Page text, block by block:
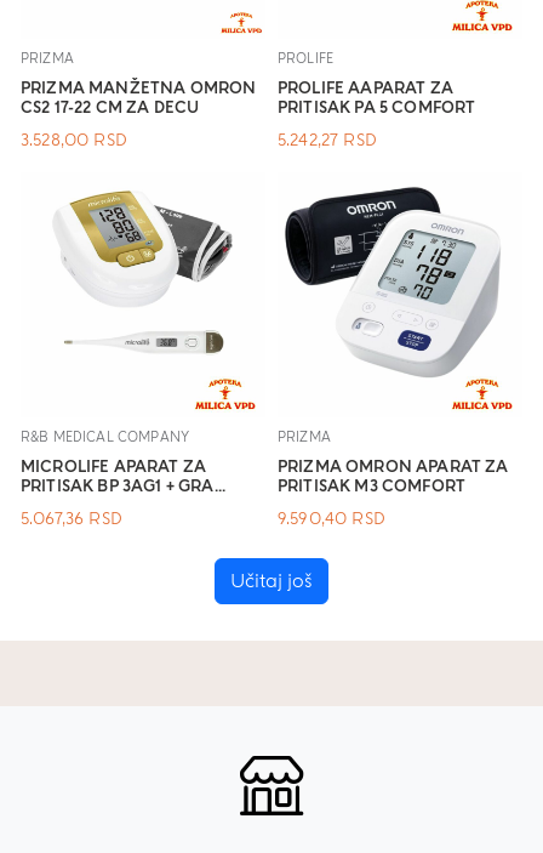
PRIZMA
PRIZMA MANŽETNA OMRON
CS2 17-22 CM ZA DECU
3.528,00 RSD
PROLIFE
PROLIFE AAPARAT ZA
PRITISAK PA 5 COMFORT
5.242,27 RSD
R&B MEDICAL COMPANY
MICROLIFE APARAT ZA
PRITISAK BP 3AG1 + GRA...
5.067,36 RSD
PRIZMA
PRIZMA OMRON APARAT ZA
PRITISAK M3 COMFORT
9.590,40 RSD
Učitaj još